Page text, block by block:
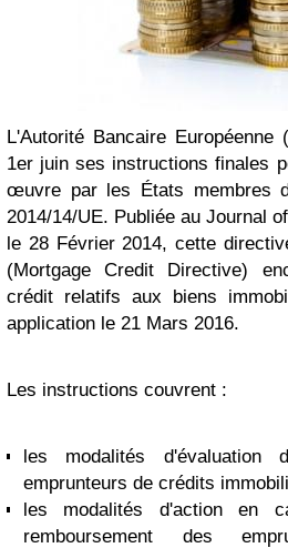
L'Autorité Bancaire
1er juin ses instructions finales
œuvre par les États membres
2014/14/UE. Publiée au Journal
le 28 Février 2014, cette
(Mortgage Credit Directive)
crédit relatifs aux biens
application le 21 Mars 2016.
Les instructions couvrent :
les modalités d'évaluation
emprunteurs de crédits
les modalités d'action en
remboursement des